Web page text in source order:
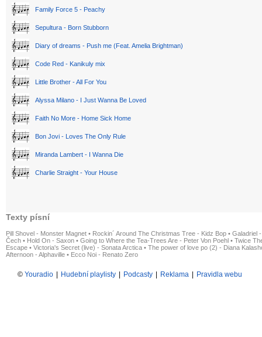
Family Force 5 - Peachy
Sepultura - Born Stubborn
Diary of dreams - Push me (Feat. Amelia Brightman)
Code Red - Kanikuly mix
Little Brother - All For You
Alyssa Milano - I Just Wanna Be Loved
Faith No More - Home Sick Home
Bon Jovi - Loves The Only Rule
Miranda Lambert - I Wanna Die
Charlie Straight - Your House
Texty písní
Pill Shovel - Monster Magnet • Rockin´ Around The Christmas Tree - Kidz Bop • Galadriel
Čech • Hold On - Saxon • Going to Where the Tea-Trees Are - Peter Von Poehl • Twice
Escape • Victoria's Secret (live) - Sonata Arctica • The power of love po (2) - Diana
Afternoon - Alphaville • Ecco Noi - Renato Zero
© Youradio Hudební playlisty Podcasty Reklama Pravidla webu